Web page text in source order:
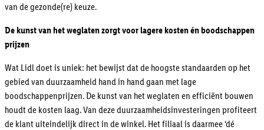
van de gezonde(re) keuze.
De kunst van het weglaten zorgt voor lagere kosten én boodschappen
prijzen
Wat Lidl doet is uniek: het bewijst dat de hoogste standaarden op het
gebied van duurzaamheid hand in hand gaan met lage
boodschappenprijzen. De kunst van het weglaten en efficiënt bouwen
houdt de kosten laag. Van deze duurzaamheidsinvesteringen profiteert
de klant uiteindelijk direct in de winkel. Het filiaal is daarmee ‘dé